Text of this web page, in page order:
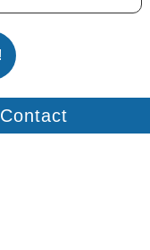
Contact